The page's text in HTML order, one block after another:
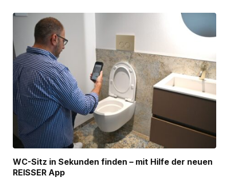
WC-Sitz in Sekunden finden – mit Hilfe der neuen
REISSER App